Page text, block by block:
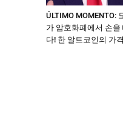
ÚLTIMO MOMENTO:
가 암호화폐에서 손
다! 한 알트코인의 가